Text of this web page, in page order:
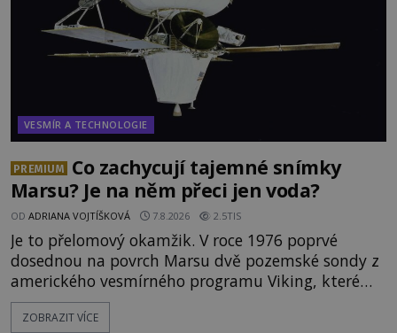
VESMÍR A TECHNOLOGIE
PREMIUM
Co zachycují tajemné snímky
Marsu? Je na něm přeci jen voda?
OD ADRIANA VOJTÍŠKOVÁ 7.8.2026 2.5TIS
Je to přelomový okamžik. V roce 1976 poprvé
dosednou na povrch Marsu dvě pozemské sondy z
amerického vesmírného programu Viking, které
jsou schopny pořídit fotografie záhadami
opředené rudé planety. Viking 1 zde zaznamená
ZOBRAZIT VÍCE